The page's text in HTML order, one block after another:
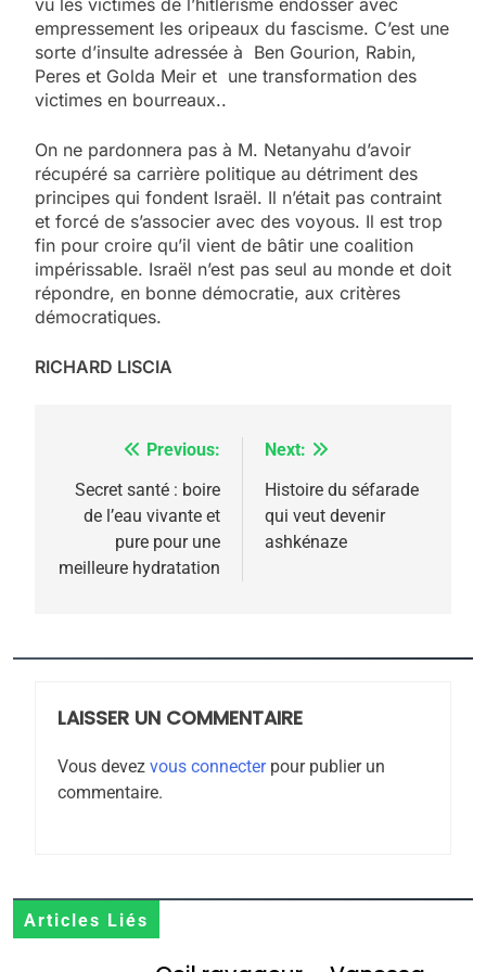
empressement les oripeaux du fascisme. C’est une
sorte d’insulte adressée à Ben Gourion, Rabin,
Peres et Golda Meir et une transformation des
victimes en bourreaux..
On ne pardonnera pas à M. Netanyahu d’avoir
récupéré sa carrière politique au détriment des
principes qui fondent Israël. Il n’était pas contraint
et forcé de s’associer avec des voyous. Il est trop
fin pour croire qu’il vient de bâtir une coalition
impérissable. Israël n’est pas seul au monde et doit
répondre, en bonne démocratie, aux critères
démocratiques.
RICHARD LISCIA
Navigation
de
l’article
Previous:
Secret santé : boire
de l’eau vivante et
pure pour une
meilleure hydratation
Next:
Histoire du séfarade
qui veut devenir
ashkénaze
LAISSER UN COMMENTAIRE
Vous devez vous connecterpour publier un
commentaire.
Articles Liés
2025, l’année la plus
rapport d’ADL contre
FRANCE ISRAÉL
6
Zrihen-Dvir
7